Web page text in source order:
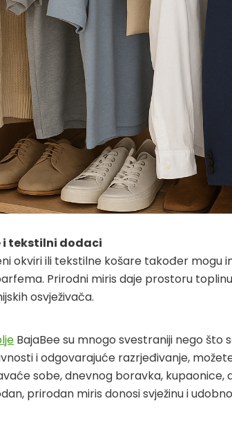
i tekstilni dodaci
okviri ili tekstilne košare također mogu
Prirodni miris daje prostoru
osvježivača.
BajaBee su mnogo svestraniji nego što
i odgovarajuće razrjeđivanje,
sobe, dnevnog boravka, kupaonice,
prirodan miris donosi svježinu i